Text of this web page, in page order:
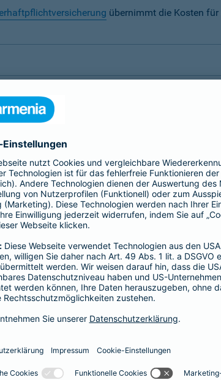
übernimmt die Kosten
notwendig?
Fürsorge.
der sollte nicht von unseren finanziellen
daher auf folgende Tierversicherungen
zu ermöglichen: